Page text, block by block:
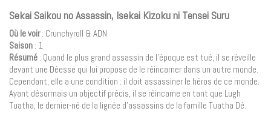
Sekai Saikou no Assassin, Isekai Kizoku ni Tensei Suru
Où le voir: Crunchyroll & ADN
Saison : 1
Résumé : Quand le plus grand assassin de l’époque est tué, il se réveille
devant une Déesse qui lui propose de le réincarner dans un autre monde.
Cependant, elle a une condition : il doit assassiner le héros de ce monde.
Ayant désormais un objectif précis, il se réincarne en tant que Lugh
Tuatha, le dernier-né de la lignée d’assassins de la famille Tuatha Dé.